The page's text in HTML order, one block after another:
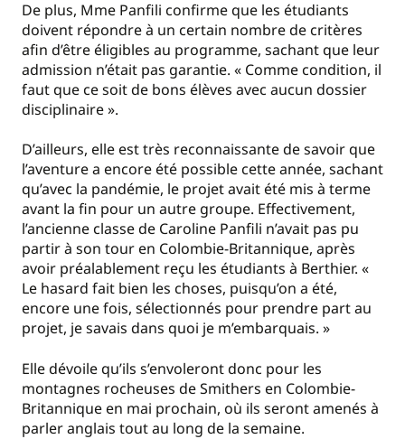
De plus, Mme Panfili confirme que les étudiants
doivent répondre à un certain nombre de critères
afin d’être éligibles au programme, sachant que leur
admission n’était pas garantie. « Comme condition, il
faut que ce soit de bons élèves avec aucun dossier
disciplinaire ».
D’ailleurs, elle est très reconnaissante de savoir que
l’aventure a encore été possible cette année, sachant
qu’avec la pandémie, le projet avait été mis à terme
avant la fin pour un autre groupe. Effectivement,
l’ancienne classe de Caroline Panfili n’avait pas pu
partir à son tour en Colombie-Britannique, après
avoir préalablement reçu les étudiants à Berthier. «
Le hasard fait bien les choses, puisqu’on a été,
encore une fois, sélectionnés pour prendre part au
projet, je savais dans quoi je m’embarquais. »
Elle dévoile qu’ils s’envoleront donc pour les
montagnes rocheuses de Smithers en Colombie-
Britannique en mai prochain, où ils seront amenés à
parler anglais tout au long de la semaine.